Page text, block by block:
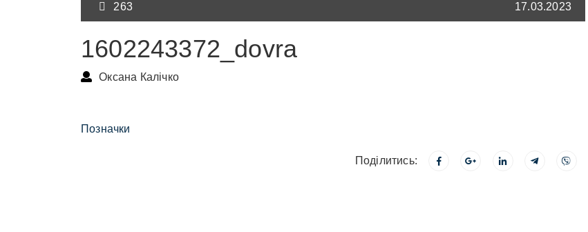
263 17.03.2023
1602243372_dovra
Оксана Калічко
Позначки
Поділитись: